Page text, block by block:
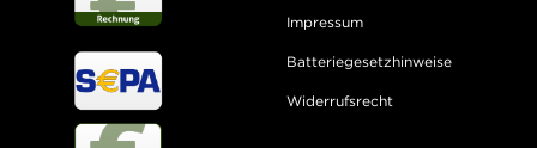
Impressum
Batteriegesetzhinweise
Widerrufsrecht